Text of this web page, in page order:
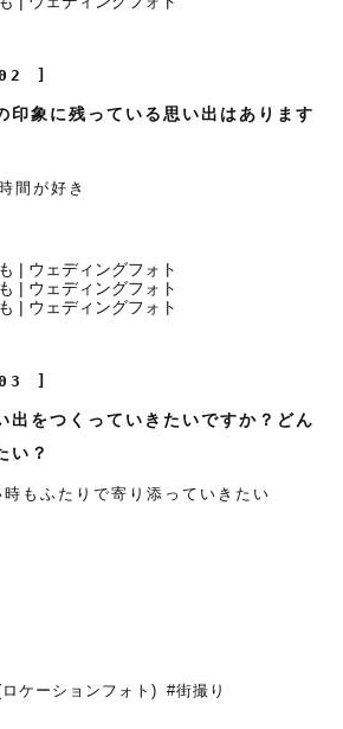
]
印象に残っている思い出はあります
間が好き
]
出をつくっていきたいですか？どん
い？
もふたりで寄り添っていきたい
ケーションフォト) #街撮り